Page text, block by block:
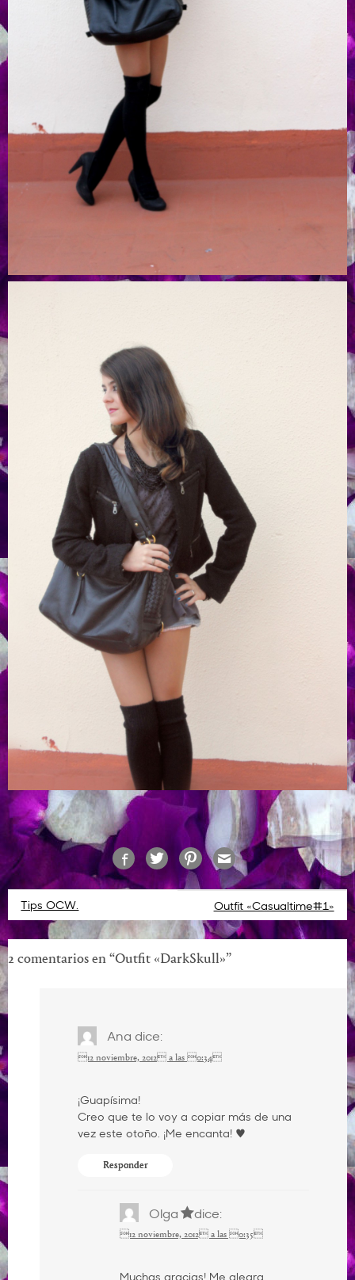
Navegación
de
entradas
Tips OCW. Outfit «Casualtime#1»
2 comentarios en “Outfit «DarkSkull»”
Ana dice:
12 noviembre, 2012 a las 0:34
¡Guapísima!
Creo que te lo voy a copiar más de una
vez este otoño. ¡Me encanta! ♥
Responder
Olga dice:
12 noviembre, 2012 a las 0:35
Muchas gracias! Me alegra